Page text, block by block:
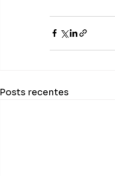
Posts recentes